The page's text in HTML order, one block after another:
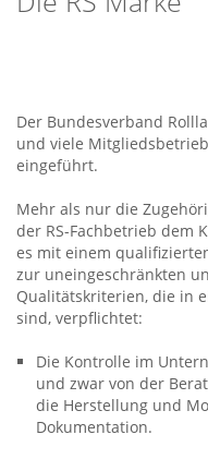
Der Bundesverband
und viele
eingeführt.
Mehr als nur die
der RS-Fachbetrieb dem
es mit einem
zur uneingeschränkten
Qualitätskriterien, die in
sind, verpflichtet:
Die Kontrolle im
und zwar von der
die Herstellung und
Dokumentation.